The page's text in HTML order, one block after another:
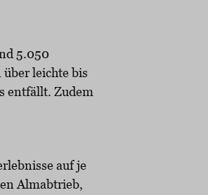
5.050
leichte bis
entfällt. Zudem
auf je
Almabtrieb,